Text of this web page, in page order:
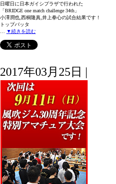
日曜日に日本ガイシプラザで行われた
「BRIDGE one match challenge 34th」
小澤潤也,西桐隆真,井上拳心の試合結果です！
トップバッタ
▼続きを読む
2017年03月25日 |